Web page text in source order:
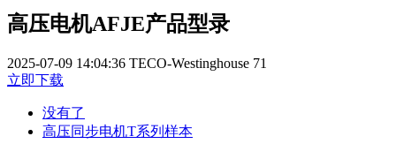
高压电机AFJE产品型录
2025-07-09 14:04:36 TECO-Westinghouse 71
立即下载
没有了
高压同步电机T系列样本